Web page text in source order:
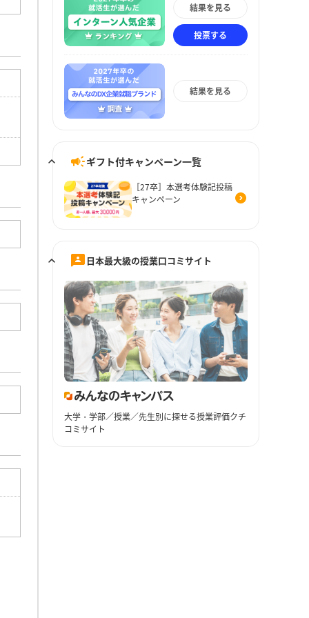
結果を見る
投票する
結果を見る
ギフト付キャンペーン一覧
［27卒］本選考体験記投稿
キャンペーン
日本最大級の授業口コミサイト
大学・学部／授業／先生別に探せる授業評価クチ
コミサイト